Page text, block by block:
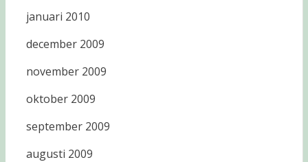
januari 2010
december 2009
november 2009
oktober 2009
september 2009
augusti 2009